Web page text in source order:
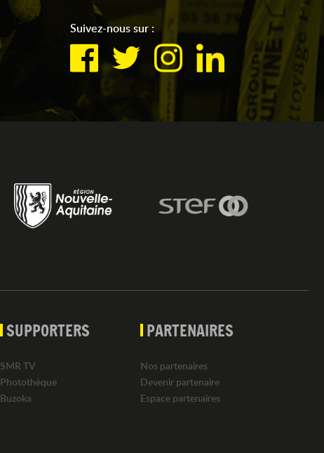
Suivez-nous sur :
SUPPORTERS
SMR TV
Photothèque
Buzoka
PARTENAIRES
Nos partenaires
Devenir partenaire
Espace partenaires